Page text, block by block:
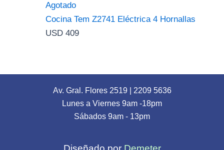
Agotado
Cocina Tem Z2741 Eléctrica 4 Hornallas
USD 409
Av. Gral. Flores 2519| 2209 5636
Lunes a Viernes 9am -18pm
Sábados 9am - 13pm